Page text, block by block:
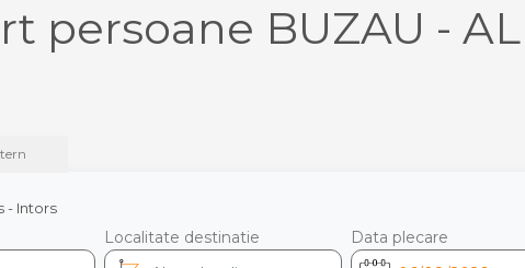
persoane BUZAU -
- Intors
Localitate destinatie Data plecare